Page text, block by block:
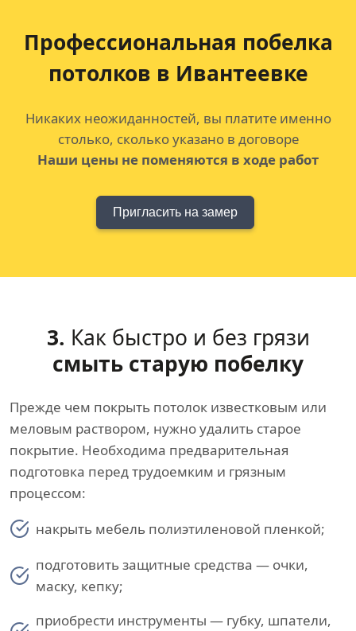
Профессиональная побелка
потолков в Ивантеевке
Никаких неожиданностей, вы платите именно
столько, сколько указано в договоре
Наши цены не поменяются в ходе работ
Пригласить на замер
3. Как быстро и без грязи
смыть старую побелку
Прежде чем покрыть потолок известковым или
меловым раствором, нужно удалить старое
покрытие. Необходима предварительная
подготовка перед трудоемким и грязным
процессом:
накрыть мебель полиэтиленовой пленкой;
подготовить защитные средства — очки,
маску, кепку;
приобрести инструменты — губку, шпатели,